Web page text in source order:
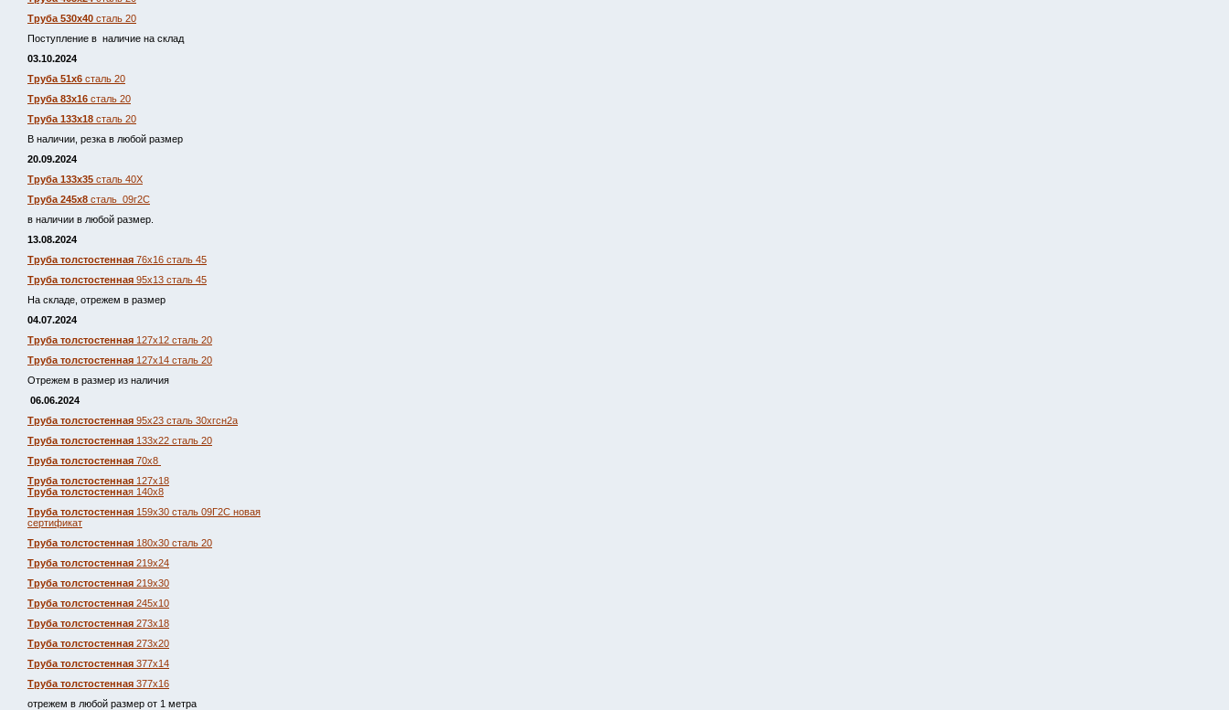
Труба 530х40 сталь 20
Поступление в наличие на склад
03.10.2024
Труба 51х6 сталь 20
Труба 83х16 сталь 20
Труба 133х18 сталь 20
В наличии, резка в любой размер
20.09.2024
Труба 133х35 сталь 40Х
Труба 245х8 сталь 09г2С
в наличии в любой размер.
13.08.2024
Труба толстостенная 76х16 сталь 45
Труба толстостенная 95х13 сталь 45
На складе, отрежем в размер
04.07.2024
Труба толстостенная 127х12 сталь 20
Труба толстостенная 127х14 сталь 20
Отрежем в размер из наличия
06.06.2024
Труба толстостенная 95х23 сталь 30хгсн2а
Труба толстостенная 133х22 сталь 20
Труба толстостенная 70х8
Труба толстостенная 127х18
Труба толстостенная 140х8
Труба толстостенная 159х30 сталь 09Г2С новая
сертификат
Труба толстостенная 180х30 сталь 20
Труба толстостенная 219х24
Труба толстостенная 219х30
Труба толстостенная 245х10
Труба толстостенная 273х18
Труба толстостенная 273х20
Труба толстостенная 377х14
Труба толстостенная 377х16
отрежем в любой размер от 1 метра